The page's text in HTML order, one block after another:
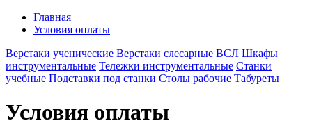
Главная
Условия оплаты
Верстаки ученические Верстаки слесарные ВСЛ Шкафы
инструментальные Тележки инструментальные Станки
учебные Подставки под станки Столы рабочие Табуреты
Условия оплаты